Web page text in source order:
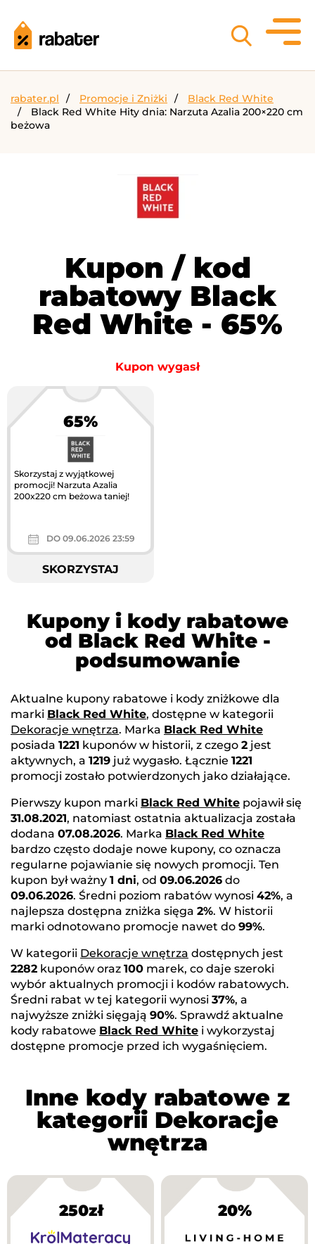
rabater.pl Promocje i Zniżki
Black Red White
Black Red White Hity dnia: Narzuta Azalia 200×220 cm
beżowa
Kupon / kod
rabatowy Black
Red White - 65%
Kupon wygasł
65%
Skorzystaj z wyjątkowej
promocji! Narzuta Azalia
200x220 cm beżowa taniej!
DO 09.06.2026 23:59
SKORZYSTAJ
Kupony i kody rabatowe
od Black Red White -
podsumowanie
Aktualne kupony rabatowe i kody zniżkowe dla
marki Black Red White, dostępne w kategorii
Dekoracje wnętrza. Marka Black Red White
posiada 1221 kuponów w historii, z czego 2 jest
aktywnych, a 1219 już wygasło. Łącznie 1221
promocji zostało potwierdzonych jako działające.
Pierwszy kupon marki Black Red White pojawił się
31.08.2021, natomiast ostatnia aktualizacja została
dodana 07.08.2026. Marka Black Red White
bardzo często dodaje nowe kupony, co oznacza
regularne pojawianie się nowych promocji. Ten
kupon był ważny 1 dni, od 09.06.2026 do
09.06.2026. Średni poziom rabatów wynosi 42%, a
najlepsza dostępna zniżka sięga 2%. W historii
marki odnotowano promocje nawet do 99%.
W kategorii Dekoracje wnętrza dostępnych jest
2282 kuponów oraz 100 marek, co daje szeroki
wybór aktualnych promocji i kodów rabatowych.
Średni rabat w tej kategorii wynosi 37%, a
najwyższe zniżki sięgają 90%. Sprawdź aktualne
kody rabatowe Black Red White i wykorzystaj
dostępne promocje przed ich wygaśnięciem.
Inne kody rabatowe z
kategorii Dekoracje
wnętrza
250zł 20%